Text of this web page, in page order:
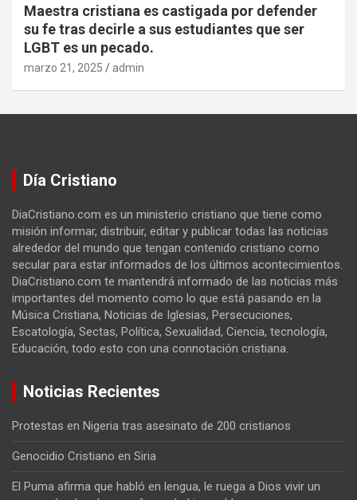
Maestra cristiana es castigada por defender
su fe tras decirle a sus estudiantes que ser
LGBT es un pecado.
marzo 21, 2025 admin
Día Cristiano
DiaCristiano.com es un ministerio cristiano que tiene como
misión informar, distribuir, editar y publicar todas las noticias
alrededor del mundo que tengan contenido cristiano como
secular para estar informados de los últimos acontecimientos.
DiaCristiano.com te mantendrá informado de las noticias más
importantes del momento como lo que está pasando en la
Música Cristiana, Noticias de Iglesias, Persecuciones,
Escatología, Sectas, Política, Sexualidad, Ciencia, tecnología,
Educación, todo esto con una connotación cristiana.
Noticias Recientes
Protestas en Nigeria tras asesinato de 200 cristianos
Genocidio Cristiano en Siria
El Puma afirma que habló en lengua, le ruega a Dios vivir un